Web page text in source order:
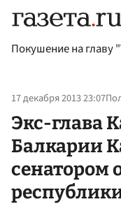
Покушение на главу
17 декабря 2013 23:07
Экс-глава
Балкарии
сенатором